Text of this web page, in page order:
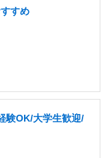
すめ
験OK/大学生歓迎/